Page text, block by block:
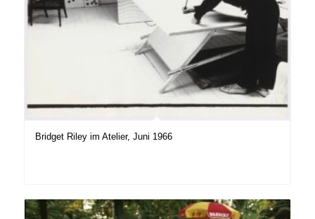
Bridget Riley im Atelier, Juni 1966